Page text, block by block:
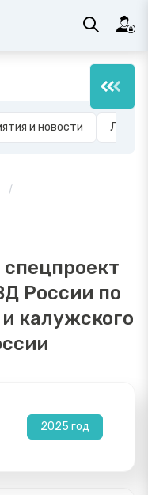
и новости
России по
калужского
2025 год